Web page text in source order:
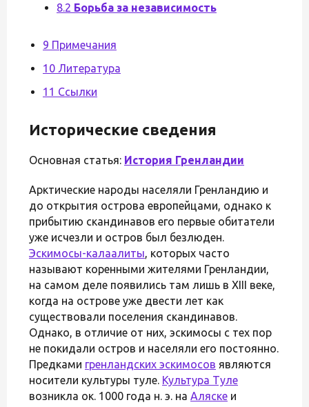
8.2 Борьба за независимость
9 Примечания
10 Литература
11 Ссылки
Исторические сведения
Основная статья: История Гренландии
Арктические народы населяли Гренландию и
до открытия острова европейцами, однако к
прибытию скандинавов его первые обитатели
уже исчезли и остров был безлюден.
Эскимосы-калаалиты, которых часто
называют коренными жителями Гренландии,
на самом деле появились там лишь в XIII веке,
когда на острове уже двести лет как
существовали поселения скандинавов.
Однако, в отличие от них, эскимосы с тех пор
не покидали остров и населяли его постоянно.
Предками гренландских эскимосов являются
носители культуры туле. Культура Туле
возникла ок. 1000 года н. э. на Аляске и